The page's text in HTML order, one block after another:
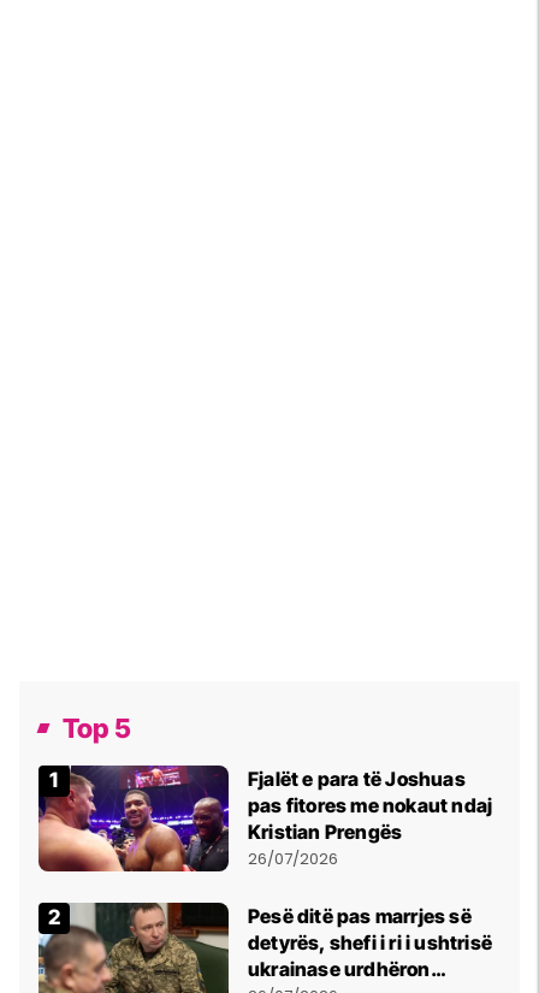
Top 5
Fjalët e para të Joshuas
pas fitores me nokaut ndaj
Kristian Prengës
26/07/2026
Pesë ditë pas marrjes së
detyrës, shefi i ri i ushtrisë
ukrainase urdhëron